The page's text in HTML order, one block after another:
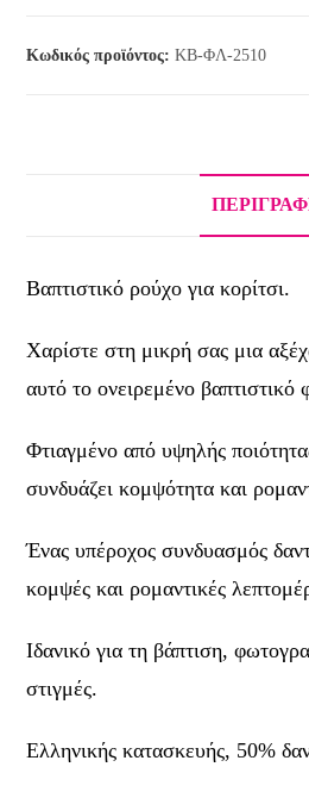
Κωδικός προϊόντος:KB-ΦΛ-2510
Βαπτιστικό ρούχο για κορίτσι.
Χαρίστε στη μικρή σας μια
αυτό το ονειρεμένο βαπτιστικό
Φτιαγμένο από υψηλής
συνδυάζει κομψότητα και
Ένας υπέροχος συνδυασμός
κομψές και ρομαντικές
Ιδανικό για τη βάπτιση,
στιγμές.
Ελληνικής κατασκευής, 50%